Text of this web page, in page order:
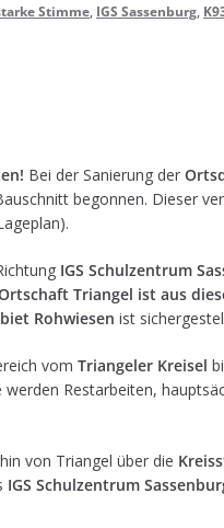
Stimme, IGS Sassenburg,
Bei der Sanie­rung der
begon­nen. Die­ser
IGS Schul­zen­trum
Tri­an­gel ist aus
Roh­wie­sen ist
vom Tri­an­ge­ler Krei­sel
Rest­ar­bei­ten,
von Tri­an­gel über die
IGS Schul­zen­trum